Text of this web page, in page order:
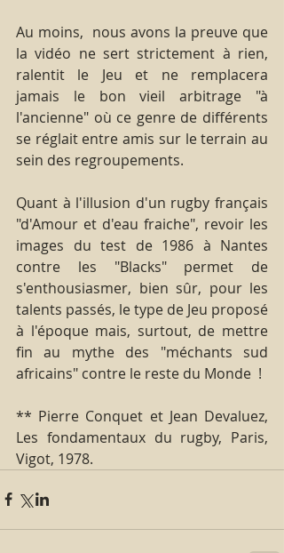
Au moins,  nous avons la preuve que
la vidéo ne sert strictement à rien,
ralentit le Jeu et ne remplacera
jamais le bon vieil arbitrage "à
l'ancienne" où ce genre de différents
se réglait entre amis sur le terrain au
sein des regroupements.
Quant à l'illusion d'un rugby français
"d'Amour et d'eau fraiche", revoir les
images du test de 1986 à Nantes
contre les "Blacks" permet de
s'enthousiasmer, bien sûr, pour les
talents passés, le type de Jeu proposé
à l'époque mais, surtout, de mettre
fin au mythe des "méchants sud
africains" contre le reste du Monde  !
** Pierre Conquet et Jean Devaluez,
Les fondamentaux du rugby, Paris,
Vigot, 1978.